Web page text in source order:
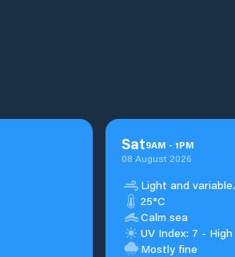
Sat9AM - 1PM
08 August 2026
Light and variable.
25°C
Calm sea
UV Index: 7 - High
Mostly fine